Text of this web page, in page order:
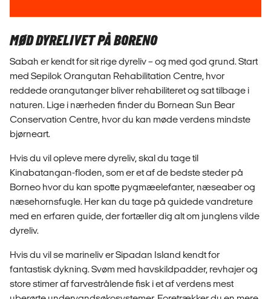
MØD DYRELIVET PÅ BORENO
Sabah er kendt for sit rige dyreliv – og med god grund. Start
med Sepilok Orangutan Rehabilitation Centre, hvor
reddede orangutanger bliver rehabiliteret og sat tilbage i
naturen. Lige i nærheden finder du Bornean Sun Bear
Conservation Centre, hvor du kan møde verdens mindste
bjørneart.
Hvis du vil opleve mere dyreliv, skal du tage til
Kinabatangan-floden, som er et af de bedste steder på
Borneo hvor du kan spotte pygmæelefanter, næseaber og
næsehornsfugle. Her kan du tage på guidede vandreture
med en erfaren guide, der fortæller dig alt om junglens vilde
dyreliv.
Hvis du vil se marineliv er Sipadan Island kendt for
fantastisk dykning. Svøm med havskildpadder, revhajer og
store stimer af farvestrålende fisk i et af verdens mest